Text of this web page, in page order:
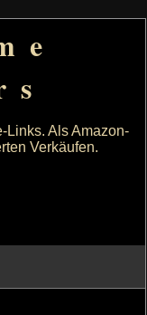
Links. Als Amazon-
Verkäufen.